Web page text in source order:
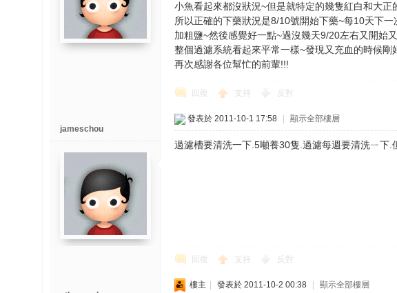
小魚看起來都沒狀況~但是就特定的幾隻紅白和大正
所以正確的下藥狀況是8/10號開始下藥~每10天下
加粗鹽~然後感覺好一點~過沒幾天9/20左右又開始
整個過濾系統看起來平常一樣~發現又充血的時候
再次感謝各位幫忙的前輩!!!
回復 支持 反對
jameschou
發表於 2011-10-1 17:58 顯示全部樓層
過濾槽要清洗一下.5噸養30隻.過濾每週要清洗ㄧ下.
回復 支持 反對
樓主 發表於 2011-10-2 00:38 顯示全部樓層